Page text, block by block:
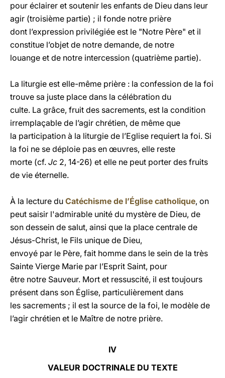
pour éclairer et soutenir les enfants de Dieu dans leur
agir (troisième partie) ; il fonde notre prière
dont l’expression privilégiée est le "Notre Père" et il
constitue l’objet de notre demande, de notre
louange et de notre intercession (quatrième partie).
La liturgie est elle-même prière : la confession de la foi
trouve sa juste place dans la célébration du
culte. La grâce, fruit des sacrements, est la condition
irremplaçable de l’agir chrétien, de même que
la participation à la liturgie de l’Eglise requiert la foi. Si
la foi ne se déploie pas en œuvres, elle reste
morte (cf. Jc 2, 14-26) et elle ne peut porter des fruits
de vie éternelle.
À la lecture du Catéchisme de l’Église catholique, on
peut saisir l'admirable unité du mystère de Dieu, de
son dessein de salut, ainsi que la place centrale de
Jésus-Christ, le Fils unique de Dieu,
envoyé par le Père, fait homme dans le sein de la très
Sainte Vierge Marie par l’Esprit Saint, pour
être notre Sauveur. Mort et ressuscité, il est toujours
présent dans son Église, particulièrement dans
les sacrements ; il est la source de la foi, le modèle de
l’agir chrétien et le Maître de notre prière.
IV
VALEUR DOCTRINALE DU TEXTE